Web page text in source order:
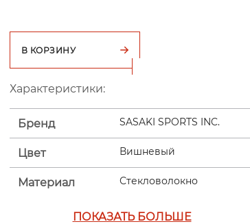
В КОРЗИНУ
Характеристики:
Бренд SASAKI SPORTS INC.
Цвет Вишневый
Материал Стекловолокно
ПОКАЗАТЬ БОЛЬШЕ